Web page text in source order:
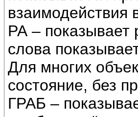
взаимодействия
РА – показывает
слова
Для многих
состояние, без
ГРАБ –